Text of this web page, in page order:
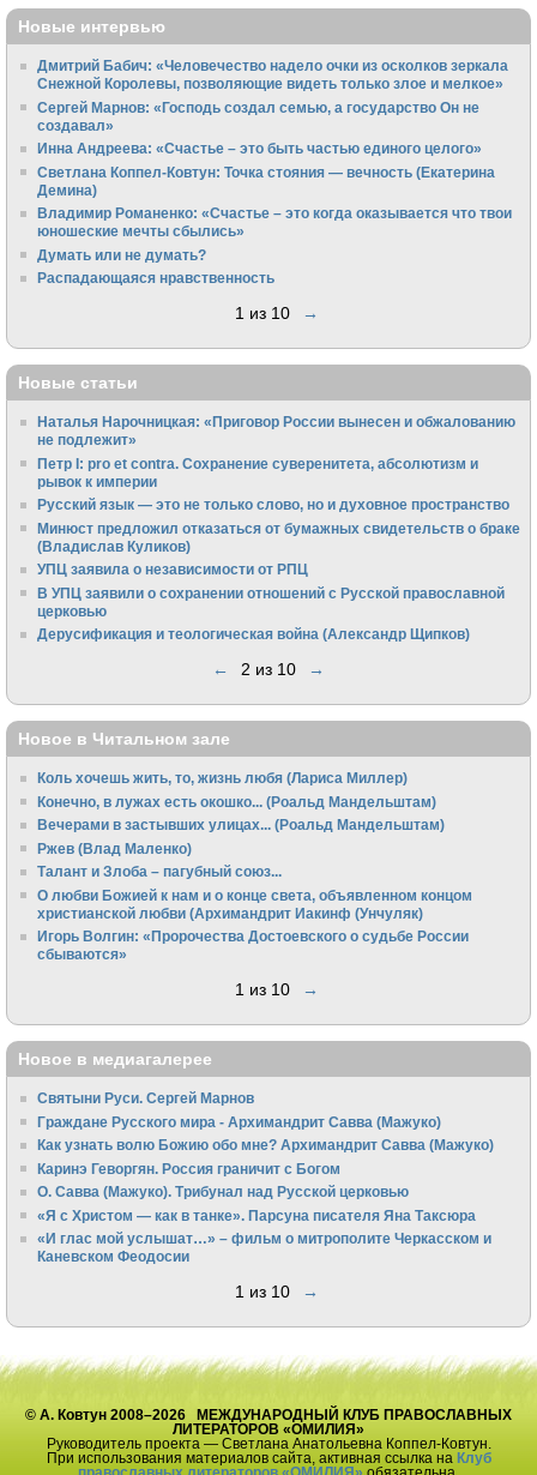
Новые интервью
Дмитрий Бабич: «Человечество надело очки из осколков зеркала
Снежной Королевы, позволяющие видеть только злое и мелкое»
Сергей Марнов: «Господь создал семью, а государство Он не
создавал»
Инна Андреева: «Счастье – это быть частью единого целого»
Светлана Коппел-Ковтун: Точка стояния — вечность (Екатерина
Демина)
Владимир Романенко: «Счастье – это когда оказывается что твои
юношеские мечты сбылись»
Думать или не думать?
Распадающаяся нравственность
1 из 10 →
Новые статьи
Наталья Нарочницкая: «Приговор России вынесен и обжалованию
не подлежит»
Петр I: pro et contra. Сохранение суверенитета, абсолютизм и
рывок к империи
Русский язык — это не только слово, но и духовное пространство
Минюст предложил отказаться от бумажных свидетельств о браке
(Владислав Куликов)
УПЦ заявила о независимости от РПЦ
В УПЦ заявили о сохранении отношений с Русской православной
церковью
Дерусификация и теологическая война (Александр Щипков)
← 2 из 10 →
Новое в Читальном зале
Коль хочешь жить, то, жизнь любя (Лариса Миллер)
Конечно, в лужах есть окошко... (Роальд Мандельштам)
Вечерами в застывших улицах... (Роальд Мандельштам)
Ржев (Влад Маленко)
Талант и Злоба – пагубный союз...
О любви Божией к нам и о конце света, объявленном концом
христианской любви (Архимандрит Иакинф (Унчуляк)
Игорь Волгин: «Пророчества Достоевского о судьбе России
сбываются»
1 из 10 →
Новое в медиагалерее
Святыни Руси. Сергей Марнов
Граждане Русского мира - Архимандрит Савва (Мажуко)
Как узнать волю Божию обо мне? Архимандрит Савва (Мажуко)
Каринэ Геворгян. Россия граничит с Богом
О. Савва (Мажуко). Трибунал над Русской церковью
«Я с Христом — как в танке». Парсуна писателя Яна Таксюра
«И глас мой услышат…» – фильм о митрополите Черкасском и
Каневском Феодосии
1 из 10 →
© А. Ковтун 2008–2026 МЕЖДУНАРОДНЫЙ КЛУБ ПРАВОСЛАВНЫХ
ЛИТЕРАТОРОВ «ОМИЛИЯ»
Руководитель проекта — Светлана Анатольевна Коппел-Ковтун.
При использования материалов сайта, активная ссылка на Клуб